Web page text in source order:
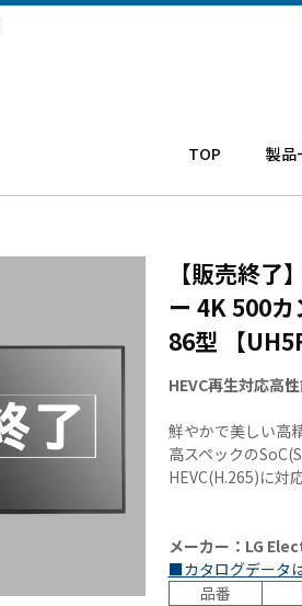
TOP 製品
業務用
タブレッ
NF9LTA
ト
タブレ
ト
タブレ
ト
【販売終了
ー 4K 500
86型 【UH5F
HEVC再生対応高
鮮やかで美しい高
高スペックの
HEVC(H.265)に対
メーカー：LG
■カタログデータ
品番